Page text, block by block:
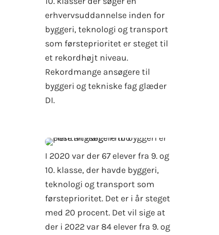
erhvervsuddannelse inden for
byggeri, teknologi og transport
som førsteprioritet er steget til
et rekordhøjt niveau.
Rekordmange ansøgere til
byggeri og tekniske fag glæder
DI.
I 2020 var der 67 elever fra 9. og
10. klasse, der havde byggeri,
teknologi og transport som
førsteprioritet. Det er i år steget
med 20 procent. Det vil sige at
der i 2022 var 84 elever fra 9. og